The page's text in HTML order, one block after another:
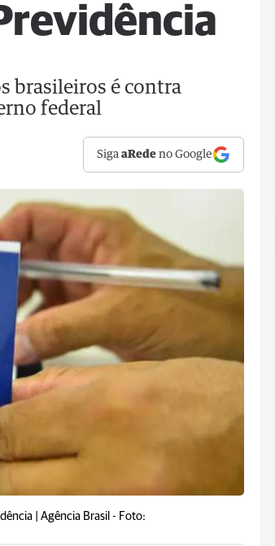
brasileiros é contra
federal
SigaaRede no Google
| Agência Brasil - Foto: